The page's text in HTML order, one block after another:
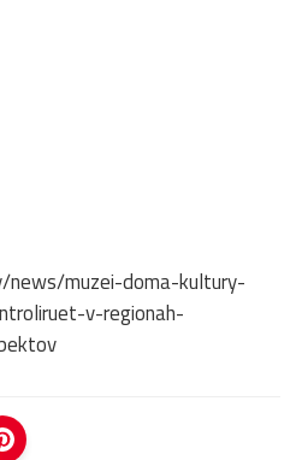
news/muzei-doma-kultury-
v-regionah-